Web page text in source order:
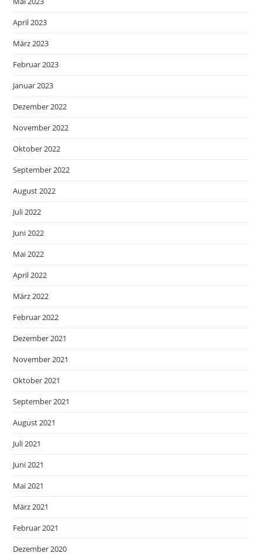
April 2023
März 2023
Februar 2023
Januar 2023
Dezember 2022
November 2022
Oktober 2022
September 2022
August 2022
Juli 2022
Juni 2022
Mai 2022
April 2022
März 2022
Februar 2022
Dezember 2021
November 2021
Oktober 2021
September 2021
August 2021
Juli 2021
Juni 2021
Mai 2021
März 2021
Februar 2021
Dezember 2020